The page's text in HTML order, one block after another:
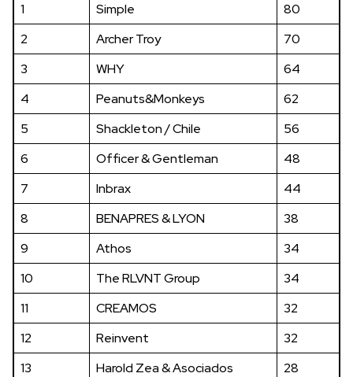
1
Simple
80
2
Archer Troy
70
3
WHY
64
4
Peanuts&Monkeys
62
5
Shackleton / Chile
56
6
Officer & Gentleman
48
7
Inbrax
44
8
BENAPRES & LYON
38
9
Athos
34
10
The RLVNT Group
34
11
CREAMOS
32
12
Reinvent
32
13
Harold Zea & Asociados
28